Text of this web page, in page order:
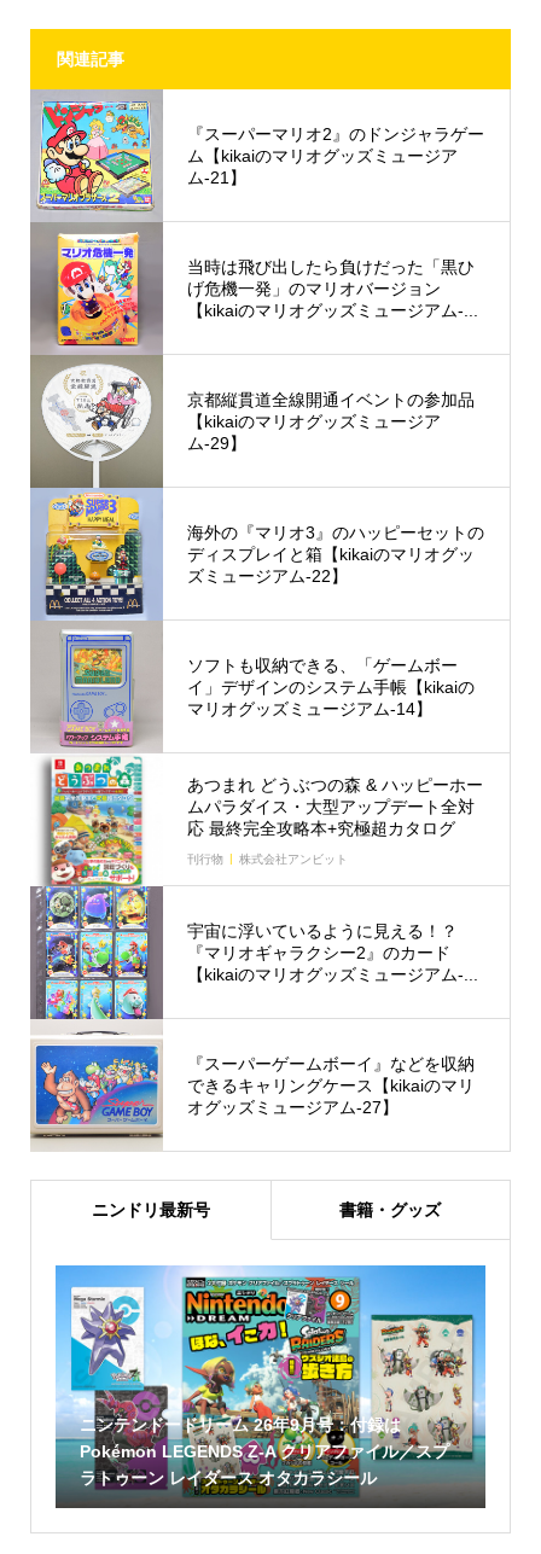
関連記事
『スーパーマリオ2』のドンジャラゲー
ム【kikaiのマリオグッズミュージア
ム-21】
当時は飛び出したら負けだった「黒ひ
げ危機一発」のマリオバージョン
【kikaiのマリオグッズミュージアム-...
京都縦貫道全線開通イベントの参加品
【kikaiのマリオグッズミュージア
ム-29】
海外の『マリオ3』のハッピーセットの
ディスプレイと箱【kikaiのマリオグッ
ズミュージアム-22】
ソフトも収納できる、「ゲームボー
イ」デザインのシステム手帳【kikaiの
マリオグッズミュージアム-14】
あつまれ どうぶつの森 & ハッピーホー
ムパラダイス・大型アップデート全対
応 最終完全攻略本+究極超カタログ
刊行物 株式会社アンビット
宇宙に浮いているように見える！？
『マリオギャラクシー2』のカード
【kikaiのマリオグッズミュージアム-...
『スーパーゲームボーイ』などを収納
できるキャリングケース【kikaiのマリ
オグッズミュージアム-27】
ニンドリ最新号 書籍・グッズ
ニンテンドードリーム 26年9月号：付録は
Pokémon LEGENDS Z-A クリアファイル／スプ
ラトゥーン レイダース オタカラシール